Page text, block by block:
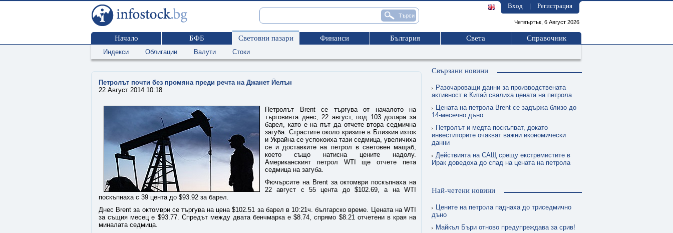
Вход Регистрация
Четвъртък, 6 Август 2026
Начало БФБ Световни пазари Финанси България Света Справочник
Индекси Облигации Валути Стоки
Петролът почти без промяна преди речта на Джанет Йелън
22 Август 2014 10:18
Петролът Brent се търгува от началото на
търговията днес, 22 август, под 103 долара за
барел, като е на път да отчете втора седмична
загуба. Страстите около кризите в Близкия изток
и Украйна се успокоиха тази седмица, увеличиха
се и доставките на петрол в световен мащаб,
което също натисна цените надолу.
Американският петрол WTI ще отчете пета
седмица на загуба.
Фючърсите на Brent за октомври поскъпнаха на
22 август с 55 цента до $102.69, а на WTI
поскъпнаха с 39 цента до $93.92 за барел.
Днес Brent за октомври се търгува на цена $102.51 за барел в 10:21ч. българско време. Цената на WTI
за същия месец е $93.77. Спредът между двата бенчмарка е $8.74, спрямо $8.21 отчетени в края на
миналата седмица.
Свързани новини
Разочароващи данни за производствената
активност в Китай свалиха цената на петрола
Цената на петрола Brent се задържа близо до
14-месечно дъно
Петролът и медта поскъпват, докато
инвеститорите очакват важни икономически
данни
Действията на САЩ срещу екстремистите в
Ирак доведоха до спад на цената на петрола
Най-четени новини
Цените на петрола паднаха до триседмично
дъно
Майкъл Бъри отново предупреждава за срив!